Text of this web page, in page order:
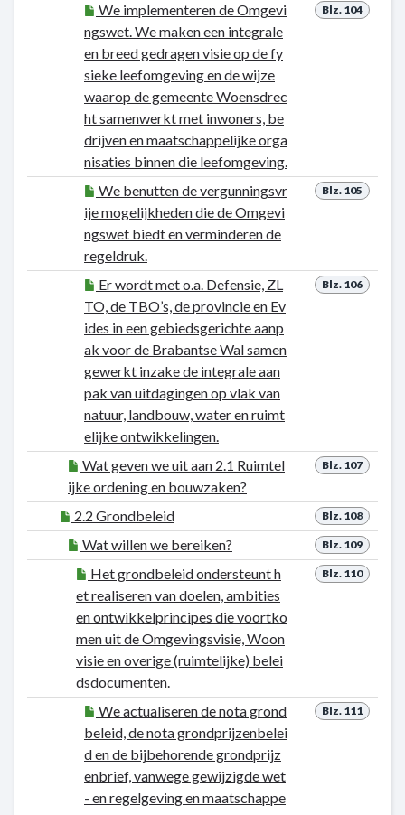
Blz. 104
We implementeren de Omgevi
ngswet. We maken een integrale
en breed gedragen visie op de fy
sieke leefomgeving en de wijze
waarop de gemeente Woensdrec
ht samenwerkt met inwoners, be
drijven en maatschappelijke orga
nisaties binnen die leefomgeving.
Blz. 105
We benutten de vergunningsvr
ije mogelijkheden die de Omgevi
ngswet biedt en verminderen de
regeldruk.
Blz. 106
Er wordt met o.a. Defensie, ZL
TO, de TBO’s, de provincie en Ev
ides in een gebiedsgerichte aanp
ak voor de Brabantse Wal samen
gewerkt inzake de integrale aan
pak van uitdagingen op vlak van
natuur, landbouw, water en ruimt
elijke ontwikkelingen.
Blz. 107
Wat geven we uit aan 2.1 Ruimtel
ijke ordening en bouwzaken?
Blz. 108
2.2 Grondbeleid
Blz. 109
Wat willen we bereiken?
Blz. 110
Het grondbeleid ondersteunt h
et realiseren van doelen, ambities
en ontwikkelprincipes die voortko
men uit de Omgevingsvisie, Woon
visie en overige (ruimtelijke) belei
dsdocumenten.
Blz. 111
We actualiseren de nota grond
beleid, de nota grondprijzenbelei
d en de bijbehorende grondprijz
enbrief, vanwege gewijzigde wet
- en regelgeving en maatschappe